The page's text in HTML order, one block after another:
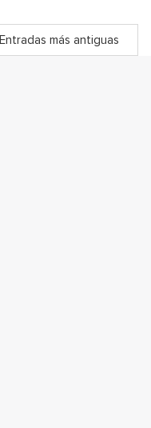
Entradas más antiguas